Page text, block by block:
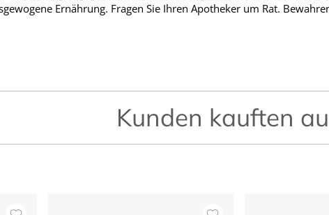
Ernährung. Fragen Sie Ihren Apotheker um Rat.
Kunden kauften